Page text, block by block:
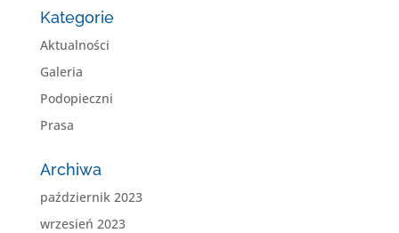
Kategorie
Aktualności
Galeria
Podopieczni
Prasa
Archiwa
październik 2023
wrzesień 2023